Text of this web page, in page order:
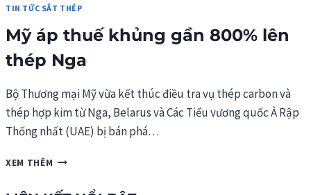
TIN TỨC SẮT THÉP
Mỹ áp thuế khủng gần 800% lên
thép Nga
Bộ Thương mại Mỹ vừa kết thúc điều tra vụ thép carbon và
thép hợp kim từ Nga, Belarus và Các Tiểu vương quốc Ả Rập
Thống nhất (UAE) bị bán phá…
XEM THÊM MỸ
THUẾ